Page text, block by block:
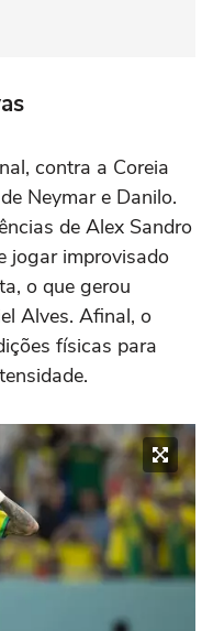
contra a Coreia
Neymar e Danilo.
de Alex Sandro
jogar improvisado
o que gerou
Alves. Afinal, o
físicas para